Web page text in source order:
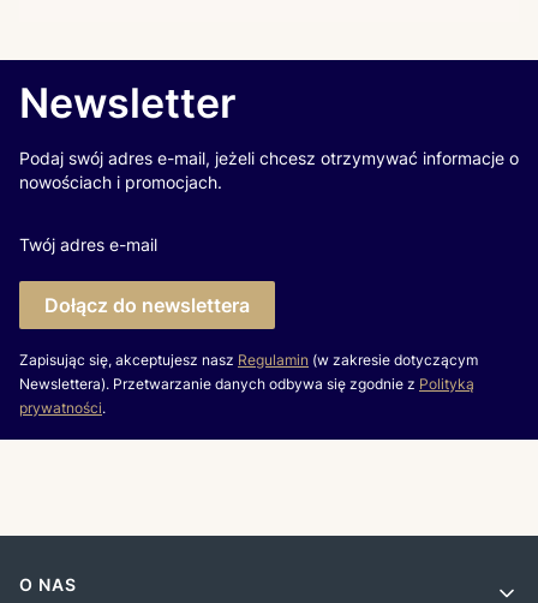
Newsletter
Podaj swój adres e-mail, jeżeli chcesz otrzymywać informacje o
nowościach i promocjach.
Twój adres e-mail
Dołącz do newslettera
Zapisując się, akceptujesz nasz Regulamin (w zakresie dotyczącym
Newslettera). Przetwarzanie danych odbywa się zgodnie z Polityką
prywatności.
Linki w stopce
O NAS